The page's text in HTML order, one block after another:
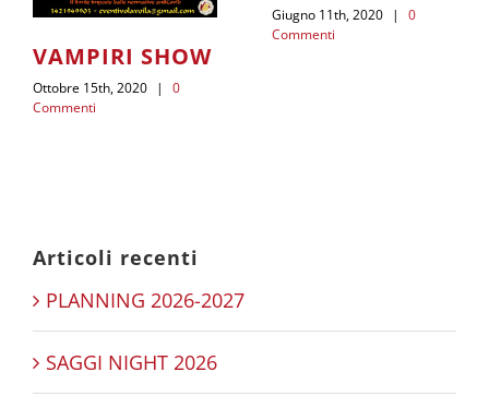
VAMPIRI SHOW
Ottobre 15th, 2020 |
0
Commenti
Giugno 11th, 2020 |
0
Commenti
Articoli recenti
PLANNING 2026-2027
SAGGI NIGHT 2026